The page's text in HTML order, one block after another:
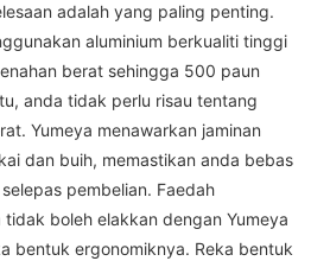
adalah yang paling penting.
aluminium berkualiti tinggi
berat sehingga 500 paun
anda tidak perlu risau tentang
Yumeya menawarkan jaminan
dan buih, memastikan anda bebas
pembelian. Faedah
boleh elakkan dengan Yumeya
bentuk ergonomiknya. Reka bentuk